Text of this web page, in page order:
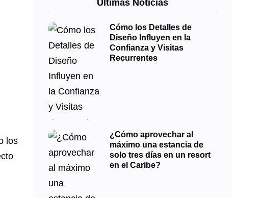
los
Últimas Noticias
Cómo los Detalles de
Diseño Influyen en la
Confianza y Visitas
Recurrentes
¿Cómo aprovechar al
máximo una estancia de
solo tres días en un resort
en el Caribe?